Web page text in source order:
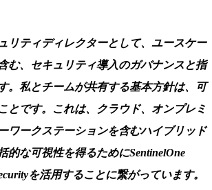
リティディレクターとして、ユースケー
む、セキュリティ導入のガバナンスと指
。私とチームが共有する基本方針は、可
とです。これは、クラウド、オンプレミ
ワークステーションを含むハイブリッド
的な可視性を得るためにSentinelOne
を活用することに繋がっています。